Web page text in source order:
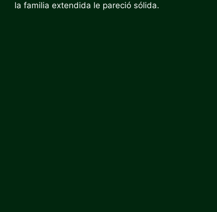
la familia extendida le pareció sólida.